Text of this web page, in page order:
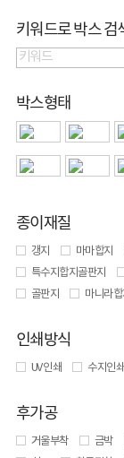
키워드로 박스 검
박스형태
종이재질
갱지 마마합지
특수지합지골판지
골판지
마니라
인쇄방식
UV 인쇄 수지인쇄
후가공
거울부착 금박